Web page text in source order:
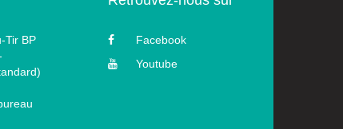
Tir BP
Facebook
Youtube